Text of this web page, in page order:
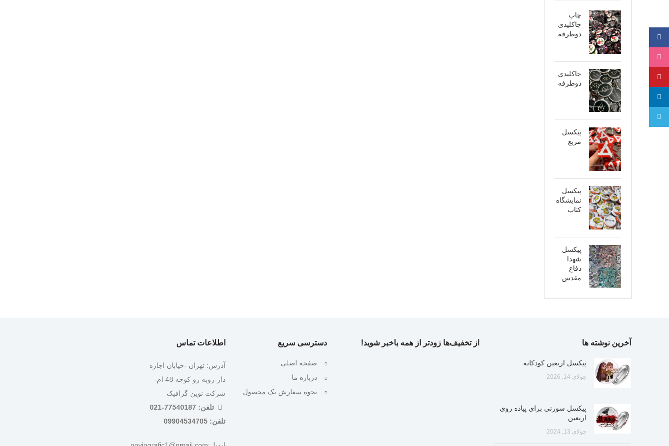
چاپ
جاکلیدی
دوطرفه
جاکلیدی
دوطرفه
پیکسل
مربع
پیکسل
نمایشگاه
کتاب
پیکسل
شهدا
دفاع
مقدس
آخرین نوشته ها
پیکسل اربعین کودکانه
جولای 14, 2026
پیکسل سوزنی برای پیاده روی
اربعین
جولای 13, 2024
از تخفیف‌ها زودتر از همه باخبر شوید! دسترسی سریع
صفحه اصلی
درباره ما
نحوه سفارش یک محصول
اطلاعات تماس
آدرس: تهران -خیابان اجاره
دار-روبه رو کوچه 48 ام-
شرکت نوین گرافیک
تلفن: 77540187-021
تلفن: 09904534705
فیسبوک
اینستاگرام
پینترست
لینکدین
تلگرام